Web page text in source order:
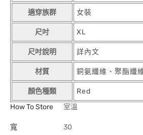
適穿族群 女裝
尺吋 XL
尺吋說明 詳內文
材質 銅氨纖維、聚酯纖
顏色種類
Red
How To Store
室溫
寬 30